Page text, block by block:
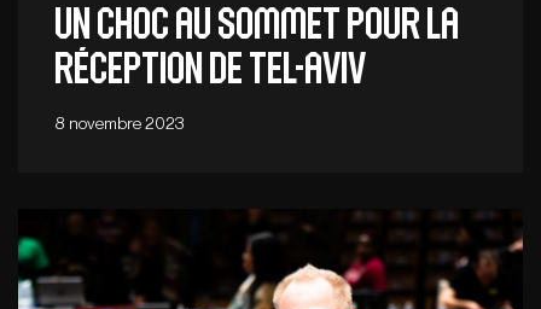
Un choc au sommet pour la
réception de Tel-Aviv
8 novembre 2023